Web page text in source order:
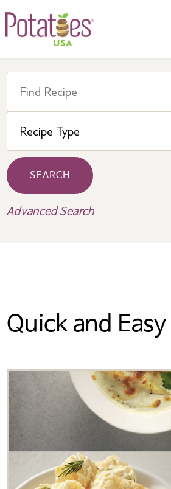
미국 감자협
참고: 타사에서 관리하
링크를 클릭했으며 미
한국지사 웹사이트
합니다. 이 외부링크
웹사이트, 회사 또는 단
미국 감자협회는 연
내용의 사실과 본질에
SEARCH
Advanced Search
Quick and